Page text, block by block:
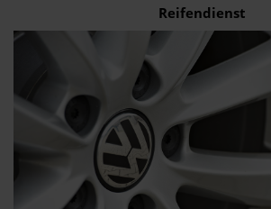
Reifendienst